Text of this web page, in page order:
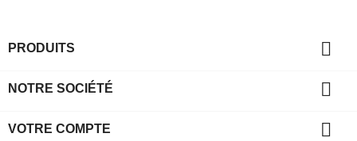
PRODUITS 
NOTRE SOCIÉTÉ 
VOTRE COMPTE 